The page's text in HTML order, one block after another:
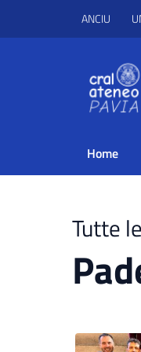
ANCIU
Home
Tutte